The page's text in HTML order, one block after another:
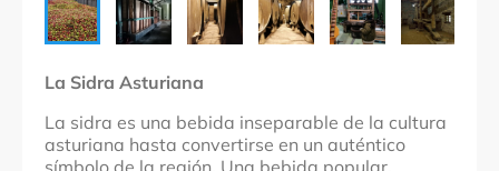
La Sidra Asturiana
La sidra es una bebida inseparable de la cultura
asturiana hasta convertirse en un auténtico
símbolo de la región. Una bebida popular,